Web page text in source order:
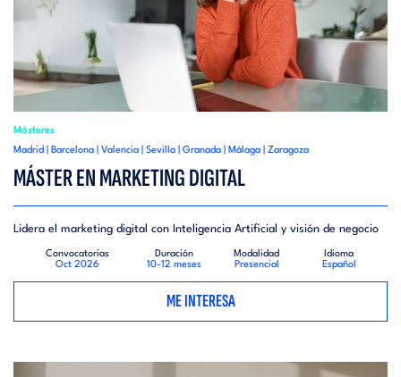
Másteres
Madrid | Barcelona | Valencia | Sevilla | Granada | Málaga | Zaragoza
MÁSTER EN MARKETING DIGITAL
Lidera el marketing digital con Inteligencia Artificial y visión de negocio
Convocatorias
Oct 2026
Duración
10-12 meses
Modalidad
Presencial
Idioma
Español
ME INTERESA